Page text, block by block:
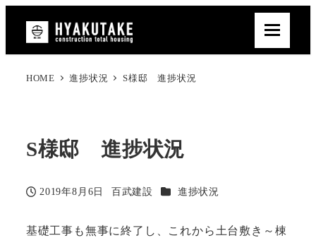
HOME 進捗状況 S様邸 進捗状況
S様邸 進捗状況
投稿日
2019年8月6日
著
百武建設 カテゴリー
進捗状況
基礎工事も無事に終了し、これから土台敷き～棟